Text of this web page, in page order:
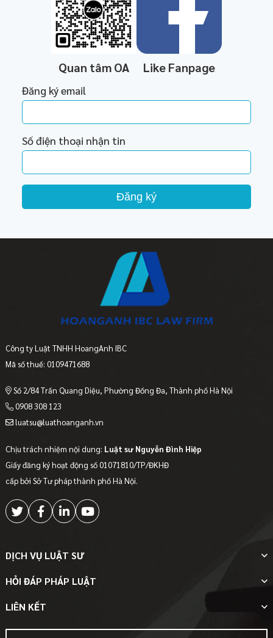
Quan tâm OA Like Fanpage
Đăng ký email
Số điện thoại nhận tin
Đăng ký
Công ty Luật TNHH HoangAnh IBC
Mã số thuế: 0109471688
Số 2/84 Trần Quang Diệu, Phường Đống Đa, Thành phố Hà Nội
0908 308 123
luatsu@luathoanganh.vn
Chịu trách nhiệm nội dung: Luật sư Nguyễn Đình Hiệp
Giấy đăng ký hoạt động số 01071810/TP/ĐKHĐ
cấp bởi Sở Tư pháp thành phố Hà Nội.
DỊCH VỤ LUẬT SƯ
HỎI ĐÁP PHÁP LUẬT
LIÊN KẾT